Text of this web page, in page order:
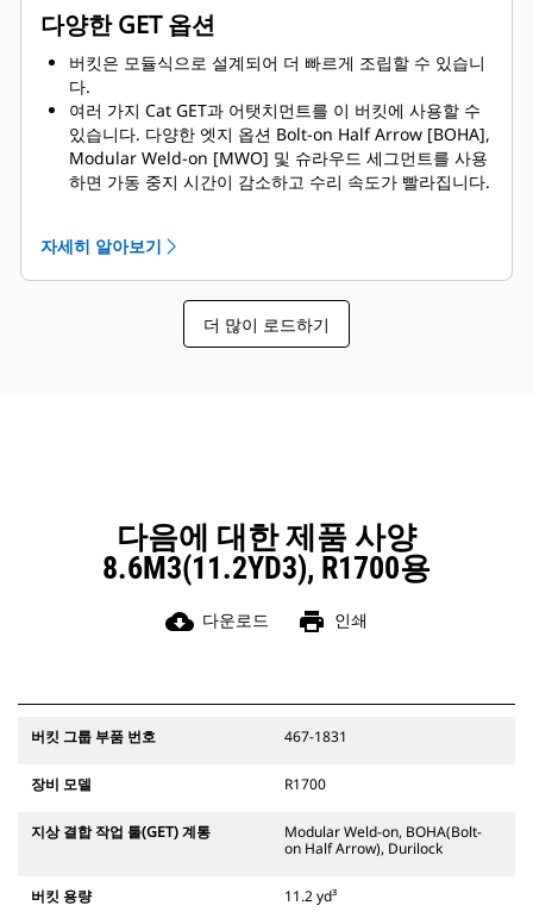
다양한 GET 옵션
버킷은 모듈식으로 설계되어 더 빠르게 조립할 수 있습니
다.
여러 가지 Cat GET과 어탯치먼트를 이 버킷에 사용할 수
있습니다. 다양한 엣지 옵션 Bolt-on Half Arrow [BOHA],
Modular Weld-on [MWO] 및 슈라우드 세그먼트를 사용
하면 가동 중지 시간이 감소하고 수리 속도가 빨라집니다.
Caterpillar는 버킷과 모든 GET 옵션을 제공합니다.
Caterpillar 및 Cat 지점에서는 원스톱 쇼핑을 제공하므로
여러 계정을 사용할 필요가 없습니다.
자세히 알아보기
더 많이 로드하기
다음에 대한 제품 사양
8.6M3(11.2YD3), R1700용
cloud_download 다운로드 print 인쇄
버킷 그룹 부품 번호 467-1831
장비 모델 R1700
지상 결합 작업 툴(GET) 계통
Modular Weld-on, BOHA(Bolt-
on Half Arrow), Durilock
버킷 용량 11.2 yd³